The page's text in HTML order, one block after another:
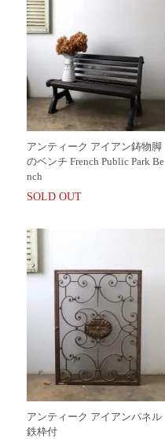
アンティーク アイアン鋳物脚
のベンチ French Public Park Be
nch
SOLD OUT
アンティーク アイアンパネル
鉄枠付